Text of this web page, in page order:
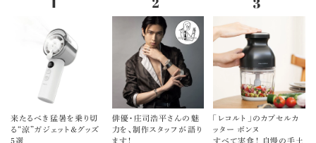
来たるべき猛暑を乗り切
る“涼”ガジェット＆グッズ
5選
俳優・庄司浩平さんの魅
力を、制作スタッフが語り
ます！
「レコルト」のカプセルカ
ッター ボンヌ
すべて実食！ 自慢の手土